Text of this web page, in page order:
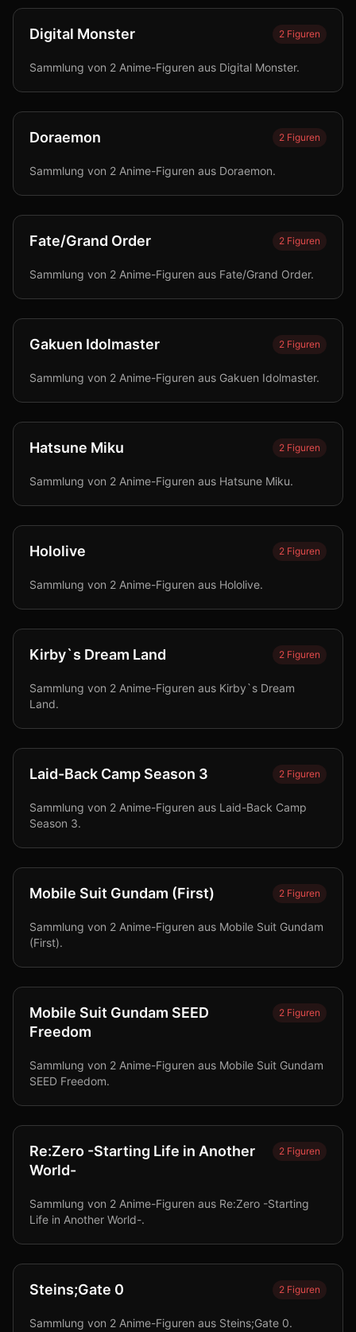
Digital Monster 2 Figuren
Sammlung von 2 Anime-Figuren aus Digital Monster.
Doraemon 2 Figuren
Sammlung von 2 Anime-Figuren aus Doraemon.
Fate/Grand Order 2 Figuren
Sammlung von 2 Anime-Figuren aus Fate/Grand Order.
Gakuen Idolmaster 2 Figuren
Sammlung von 2 Anime-Figuren aus Gakuen Idolmaster.
Hatsune Miku 2 Figuren
Sammlung von 2 Anime-Figuren aus Hatsune Miku.
Hololive 2 Figuren
Sammlung von 2 Anime-Figuren aus Hololive.
Kirby`s Dream Land 2 Figuren
Sammlung von 2 Anime-Figuren aus Kirby`s Dream
Land.
Laid-Back Camp Season 3 2 Figuren
Sammlung von 2 Anime-Figuren aus Laid-Back Camp
Season 3.
Mobile Suit Gundam (First) 2 Figuren
Sammlung von 2 Anime-Figuren aus Mobile Suit Gundam
(First).
Mobile Suit Gundam SEED
Freedom
2 Figuren
Sammlung von 2 Anime-Figuren aus Mobile Suit Gundam
SEED Freedom.
Re:Zero -Starting Life in Another
World-
2 Figuren
Sammlung von 2 Anime-Figuren aus Re:Zero -Starting
Life in Another World-.
Steins;Gate 0 2 Figuren
Sammlung von 2 Anime-Figuren aus Steins;Gate 0.